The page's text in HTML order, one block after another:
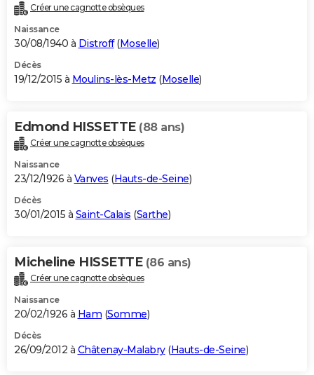
Créer une cagnotte obsèques
Naissance
30/08/1940 à Distroff(Moselle)
Décès
19/12/2015 à Moulins-lès-Metz (Moselle)
Edmond HISSETTE (88 ans)
Créer une cagnotte obsèques
Naissance
23/12/1926 à Vanves (Hauts-de-Seine)
Décès
30/01/2015 à Saint-Calais (Sarthe)
Micheline HISSETTE (86 ans)
Créer une cagnotte obsèques
Naissance
20/02/1926 à Ham (Somme)
Décès
26/09/2012 à Châtenay-Malabry(Hauts-de-Seine)